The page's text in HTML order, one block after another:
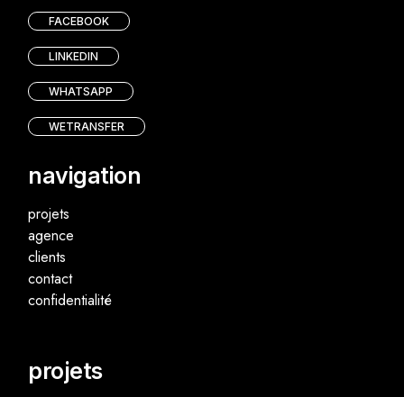
FACEBOOK
LINKEDIN
WHATSAPP
WETRANSFER
navigation
projets
agence
clients
contact
confidentialité
projets